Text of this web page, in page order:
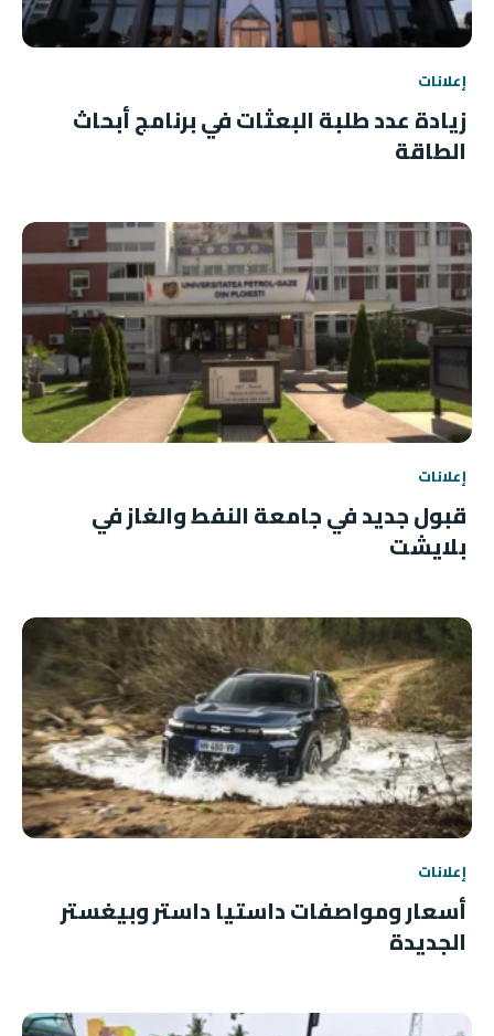
إعلانات
زيادة عدد طلبة البعثات في برنامج أبحاث
الطاقة
إعلانات
قبول جديد في جامعة النفط والغاز في
بلايشت
إعلانات
أسعار ومواصفات داستيا داستر وبيغستر
الجديدة